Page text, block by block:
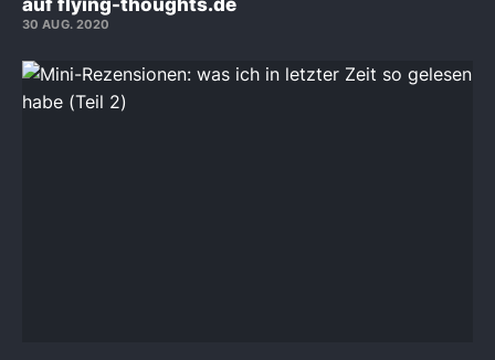
30 AUG. 2020